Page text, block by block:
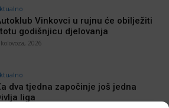
Vinkovci u rujnu će obilježiti
godišnjicu djelovanja
2026
dva tjedna započinje još jedna
liga